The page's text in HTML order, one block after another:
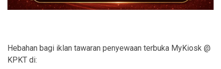
Hebahan bagi iklan tawaran penyewaan terbuka MyKiosk @
KPKT di: